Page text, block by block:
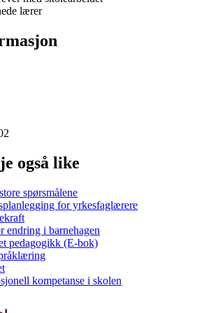
lærer
også like
spørsmålene
for yrkesfaglærere
endring i barnehagen
pedagogikk (E-bok)
kompetanse i skolen